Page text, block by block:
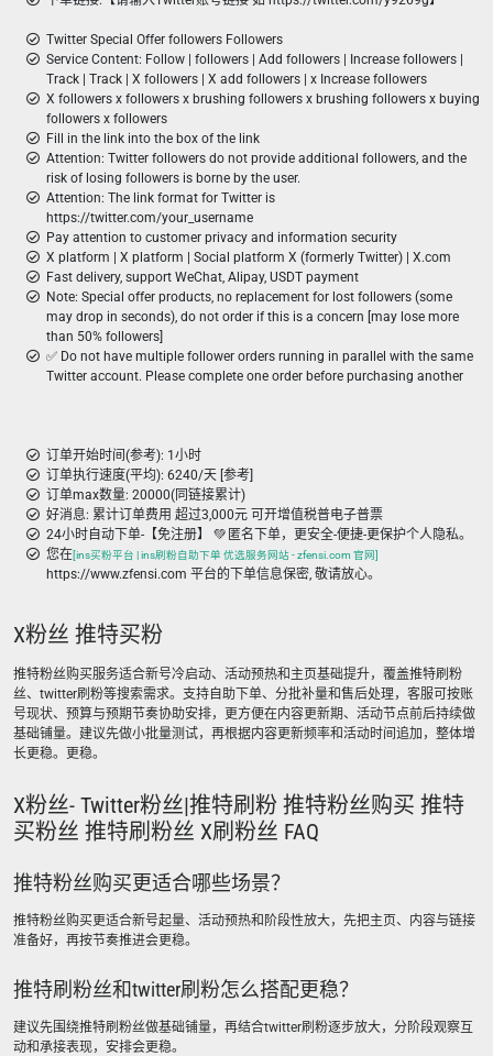
Twitter Special Offer followers Followers
Service Content: Follow | followers | Add followers | Increase followers |
Track | Track | X followers | X add followers | x Increase followers
X followers x followers x brushing followers x brushing followers x buying
followers x followers
Fill in the link into the box of the link
Attention: Twitter followers do not provide additional followers, and the
risk of losing followers is borne by the user.
Attention: The link format for Twitter is
https://twitter.com/your_username
Pay attention to customer privacy and information security
X platform | X platform | Social platform X (formerly Twitter) | X.com
Fast delivery, support WeChat, Alipay, USDT payment
Note: Special offer products, no replacement for lost followers (some
may drop in seconds), do not order if this is a concern [may lose more
than 50% followers]
✅ Do not have multiple follower orders running in parallel with the same
Twitter account. Please complete one order before purchasing another
订单开始时间(参考): 1小时
订单执行速度(平均): 6240/天 [参考]
订单max数量: 20000(同链接累计)
好消息: 累计订单费用 超过3,000元 可开增值税普电子普票
24小时自动下单-【免注册】 💚 匿名下单，更安全-便捷-更保护个人隐私。
您在[ins买粉平台 | ins刷粉自助下单 优选服务网站 - zfensi.com 官网]
https://www.zfensi.com 平台的下单信息保密, 敬请放心。
X粉丝 推特买粉
推特粉丝购买服务适合新号冷启动、活动预热和主页基础提升，覆盖推特刷粉
丝、twitter刷粉等搜索需求。支持自助下单、分批补量和售后处理，客服可按账
号现状、预算与预期节奏协助安排，更方便在内容更新期、活动节点前后持续做
基础铺量。建议先做小批量测试，再根据内容更新频率和活动时间追加，整体增
长更稳。更稳。
X粉丝- Twitter粉丝|推特刷粉 推特粉丝购买 推特
买粉丝 推特刷粉丝 X刷粉丝 FAQ
推特粉丝购买更适合哪些场景？
推特粉丝购买更适合新号起量、活动预热和阶段性放大，先把主页、内容与链接
准备好，再按节奏推进会更稳。
推特刷粉丝和twitter刷粉怎么搭配更稳？
建议先围绕推特刷粉丝做基础铺量，再结合twitter刷粉逐步放大，分阶段观察互
动和承接表现，安排会更稳。